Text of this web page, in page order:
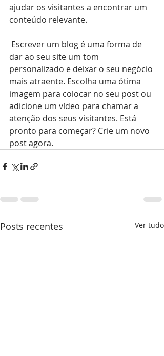
ajudar os visitantes a encontrar um
conteúdo relevante.
dar ao seu site um tom
personalizado e deixar o seu negócio
mais atraente. Escolha uma ótima
imagem para colocar no seu post ou
adicione um vídeo para chamar a
atenção dos seus visitantes. Está
pronto para começar? Crie um novo
post agora.
Posts recentes Ver tudo